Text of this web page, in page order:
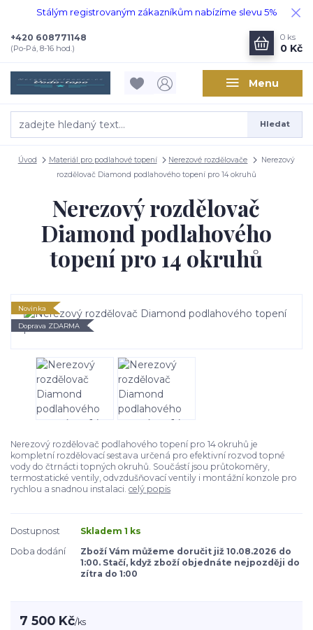
Stálým registrovaným zákazníkům nabízíme slevu 5%
Menu
Hledat
+420 608771148
(Po-Pá, 8-16 hod.)
0 ks
0 Kč
Úvod Materiál pro podlahové topení Nerezové rozdělovače
Nerezový
rozdělovač Diamond podlahového topení pro 14 okruhů
Nerezový rozdělovač
Diamond podlahového
topení pro 14 okruhů
Novinka
Doprava ZDARMA
Nerezový rozdělovač podlahového topení pro 14 okruhů je
kompletní rozdělovací sestava určená pro efektivní rozvod topné
vody do čtrnácti topných okruhů. Součástí jsou průtokoměry,
termostatické ventily, odvzdušňovací ventily i montážní konzole pro
rychlou a snadnou instalaci. celý popis
Dostupnost
Skladem 1 ks
Doba dodání
Zboží Vám můžeme doručit již 10.08.2026 do
1:00. Stačí, když zboží objednáte nejpozději do
zítra do 1:00
7 500 Kč/ks